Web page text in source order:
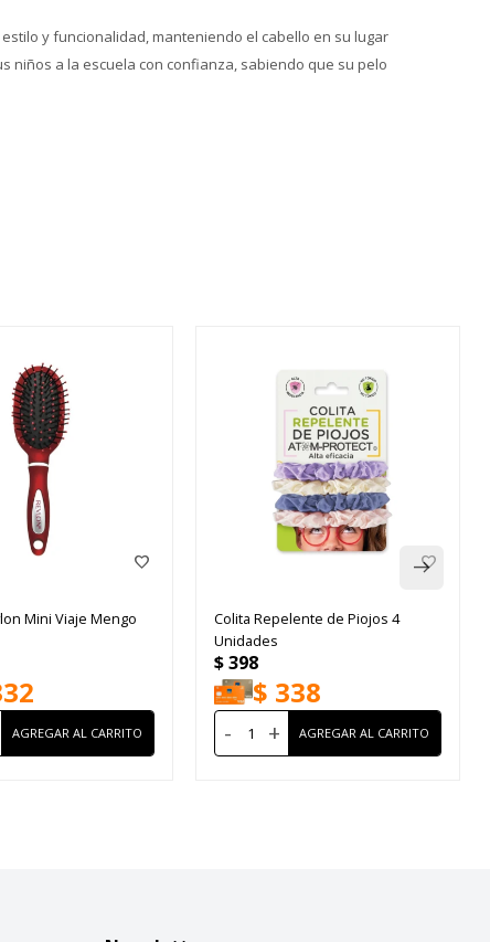
y funcionalidad, manteniendo el cabello en su lugar
niños a la escuela con confianza, sabiendo que su pelo
Mini Viaje Mengo
Colita Repelente de Piojos 4
Unidades
$398
$ 338
- +